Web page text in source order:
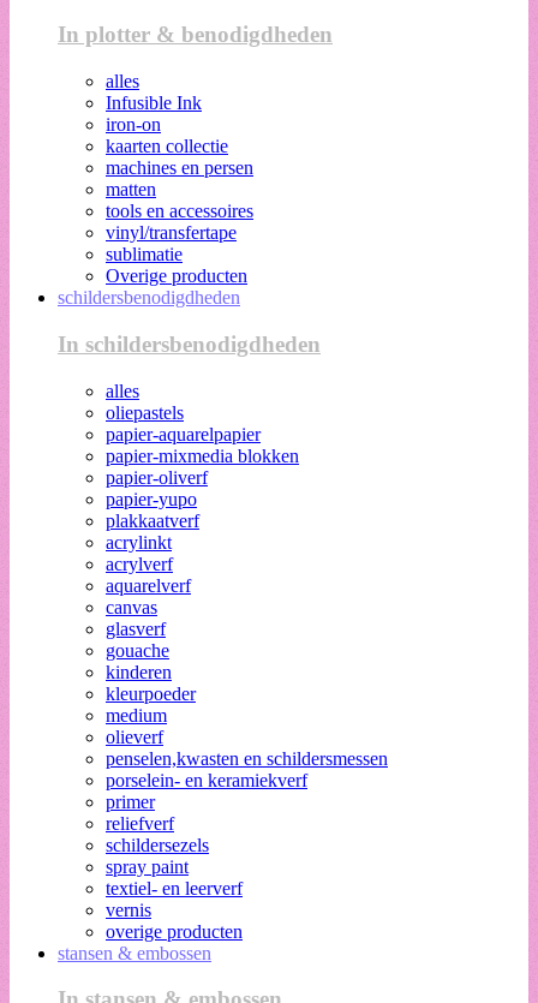
In plotter & benodigdheden
alles
Infusible Ink
iron-on
kaarten collectie
machines en persen
matten
tools en accessoires
vinyl/transfertape
sublimatie
Overige producten
schildersbenodigdheden
In schildersbenodigdheden
alles
oliepastels
papier-aquarelpapier
papier-mixmedia blokken
papier-oliverf
papier-yupo
plakkaatverf
acrylinkt
acrylverf
aquarelverf
canvas
glasverf
gouache
kinderen
kleurpoeder
medium
olieverf
penselen,kwasten en schildersmessen
porselein- en keramiekverf
primer
reliefverf
schildersezels
spray paint
textiel- en leerverf
vernis
overige producten
stansen & embossen